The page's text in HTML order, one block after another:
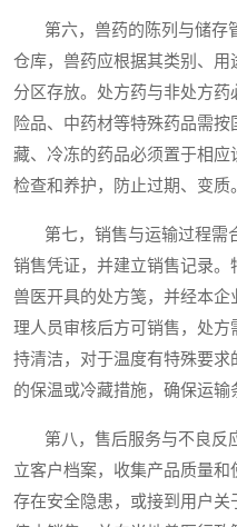
第六，兽药的陈列与储存
仓库，兽药应根据其类别、用
分区存放。处方药与非处方
险品、中药材等特殊药品需
藏、冷冻的药品必须置于相
检查和养护，防止过期、变质。
第七，销售与运输过程需
销售凭证，并建立销售记录
兽医开具的处方笺，并经本
理人员审核后方可销售，处
持清洁，对于温度有特殊要
的保温或冷藏措施，确保运输
第八，售后服务与不良反
立客户档案，收集产品质量
存在安全隐患，或接到用户